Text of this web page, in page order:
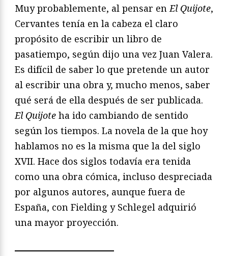
Muy probablemente, al pensar enEl Quijote,
Cervantes tenía en la cabeza el claro
propósito de escribir un libro de
pasatiempo, según dijo una vez Juan Valera.
Es difícil de saber lo que pretende un autor
al escribir una obra y, mucho menos, saber
qué será de ella después de ser publicada.
El Quijote ha ido cambiando de sentido
según los tiempos. La novela de la que hoy
hablamos no es la misma que la del siglo
XVII. Hace dos siglos todavía era tenida
como una obra cómica, incluso despreciada
por algunos autores, aunque fuera de
España, con Fielding y Schlegel adquirió
una mayor proyección.